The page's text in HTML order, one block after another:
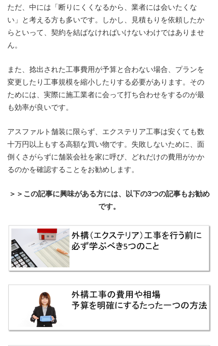
ただ、中には「断りにくくなるから、業者には会いたくな
い」と考える方も多いです。しかし、見積もりを依頼したか
らといって、契約を結ばなければいけないわけではありませ
ん。
また、捻出された工事費用が予算と合わない場合、プランを
変更したり工事規模を縮小したりする必要があります。その
ためには、実際に施工業者に会って打ち合わせをするのが最
も効率が良いです。
アスファルト舗装に限らず、エクステリア工事は安くても数
十万円以上もする高額な買い物です。失敗しないために、面
倒くさがらずに舗装会社を家に呼び、どれだけの費用がかか
るのかを確認することをお勧めします。
＞＞この記事に興味がある方には、以下の3つの記事もお勧め
です。